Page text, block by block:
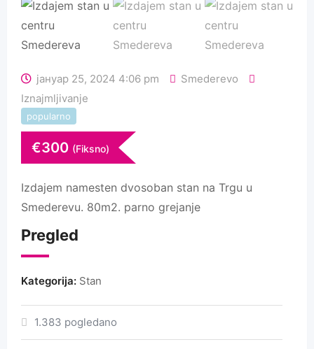
јануар 25, 2024 4:06 pm
Smederevo
Iznajmljivanje
popularno
€300 (Fiksno)
Izdajem namesten dvosoban stan na Trgu u
Smederevu. 80m2. parno grejanje
Pregled
Kategorija: Stan
1.383 pogledano